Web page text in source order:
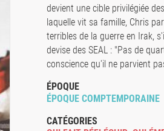
devient une cible privilégiée
laquelle vit sa famille, Chris
terribles de la guerre en Irak,
devise des SEAL : "Pas de
conscience qu'il ne parvient
ÉPOQUE
ÉPOQUE COMPTEMPORAINE
CATÉGORIES